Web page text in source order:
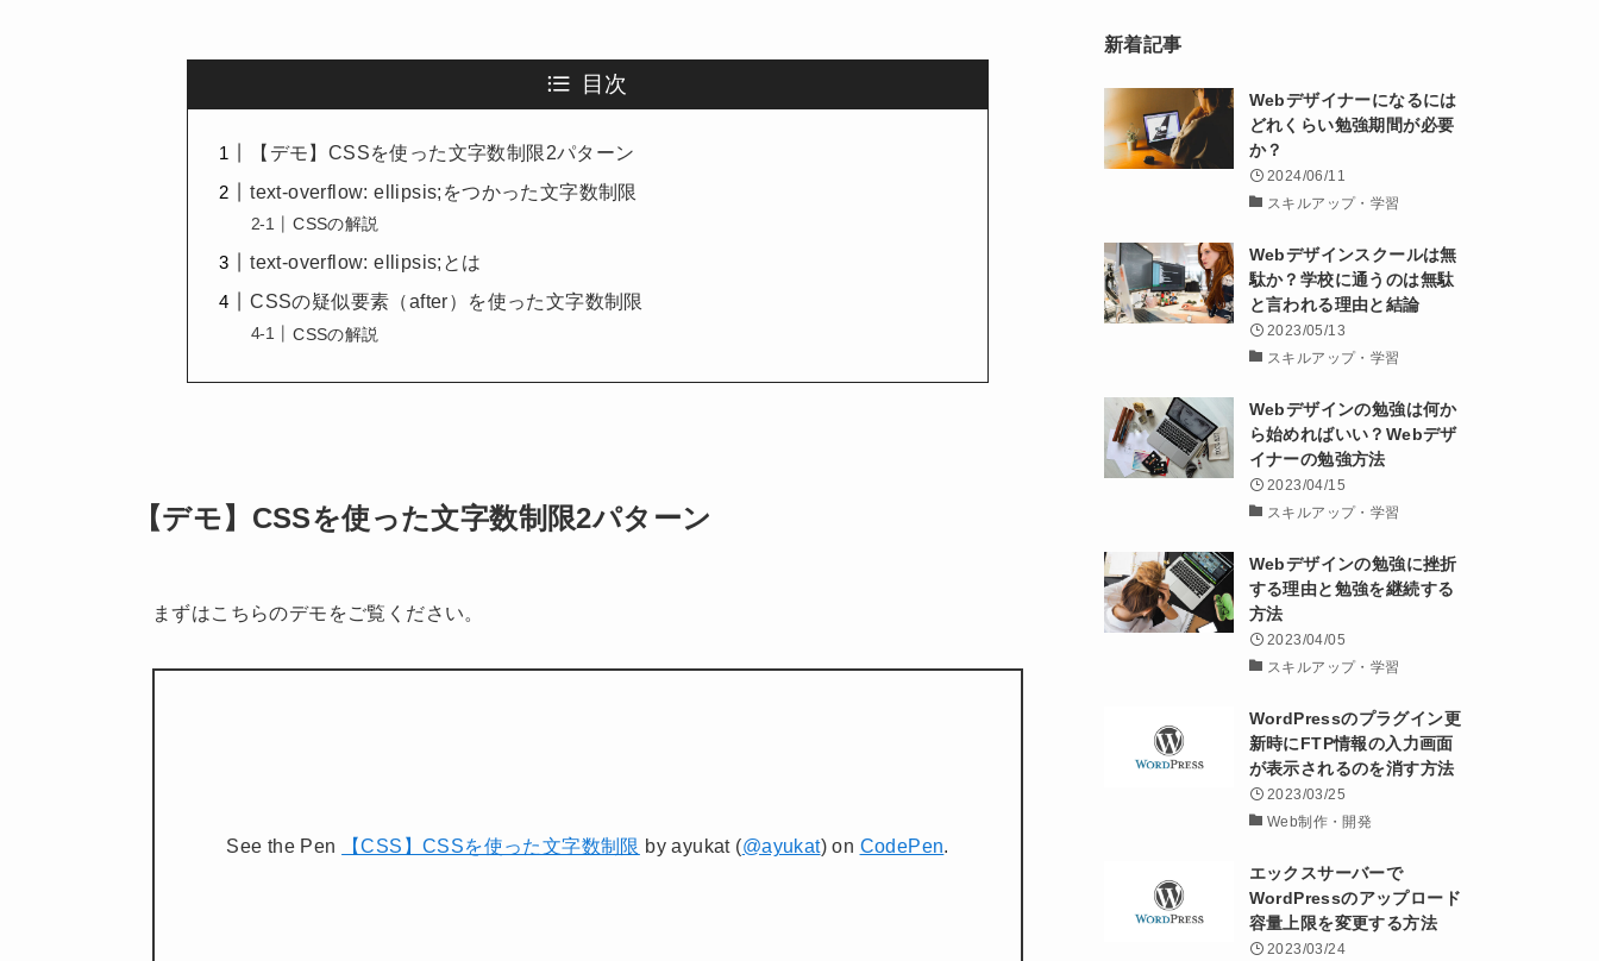
目次
【デモ】CSSを使った文字数制限2パターン
text-overflow: ellipsis;をつかった文字数制限
CSSの解説
text-overflow: ellipsis;とは
CSSの疑似要素（after）を使った文字数制限
CSSの解説
【デモ】CSSを使った文字数制限2パターン
まずはこちらのデモをご覧ください。
See the Pen 【CSS】CSSを使った文字数制限 by ayukat (@ayukat) on CodePen.
新着記事
Webデザイナーになるには
どれくらい勉強期間が必要
か？
2024/06/11
スキルアップ・学習
Webデザインスクールは無
駄か？学校に通うのは無駄
と言われる理由と結論
2023/05/13
スキルアップ・学習
Webデザインの勉強は何か
ら始めればいい？Webデザ
イナーの勉強方法
2023/04/15
スキルアップ・学習
Webデザインの勉強に挫折
する理由と勉強を継続する
方法
2023/04/05
スキルアップ・学習
WordPressのプラグイン更
新時にFTP情報の入力画面
が表示されるのを消す方法
2023/03/25
Web制作・開発
エックスサーバーで
WordPressのアップロード
容量上限を変更する方法
2023/03/24